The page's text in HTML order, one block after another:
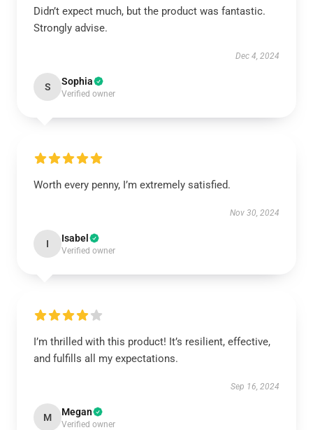
Didn’t expect much, but the product was fantastic.
Strongly advise.
Dec 4, 2024
S Sophia
Verified owner
Worth every penny, I’m extremely satisfied.
Nov 30, 2024
I Isabel
Verified owner
I’m thrilled with this product! It’s resilient, effective,
and fulfills all my expectations.
Sep 16, 2024
M Megan
Verified owner